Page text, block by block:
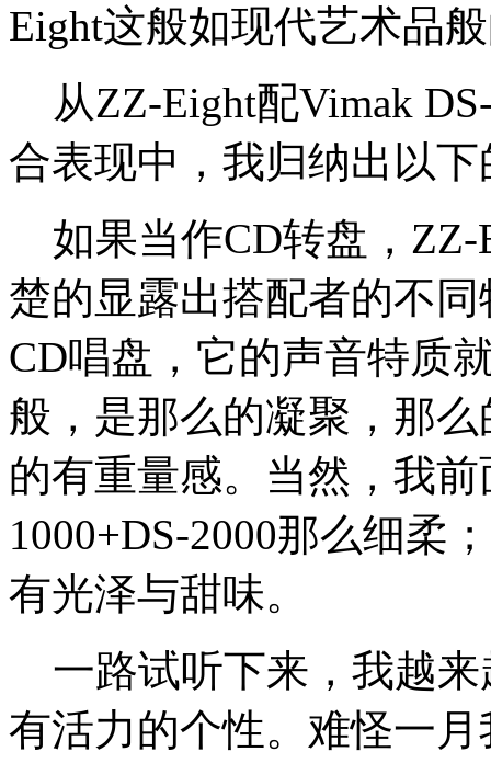
Eight这般如现代艺术品
从ZZ-Eight配Vimak
合表现中，我归纳出以
如果当作CD转盘，ZZ-
楚的显露出搭配者的不
CD唱盘，它的声音特质
般，是那么的凝聚，那
的有重量感。当然，我
1000+DS-2000那么细柔
有光泽与甜味。
一路试听下来，我越来
有活力的个性。难怪一